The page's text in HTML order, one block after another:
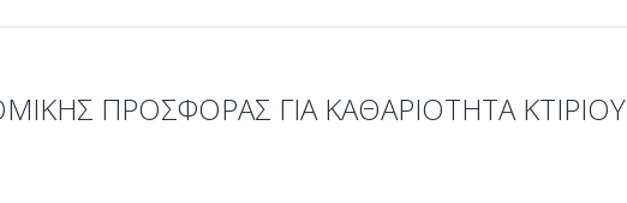
ΠΡΟΣΦΟΡΑΣ ΓΙΑ ΚΑΘΑΡΙΟΤΗΤΑ ΚΤΙΡΙΟΥ